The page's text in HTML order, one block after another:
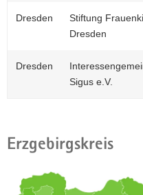
Dresden
Stiftung
Dresden
Dresden
Sigus e.V.
Erzgebirgskreis